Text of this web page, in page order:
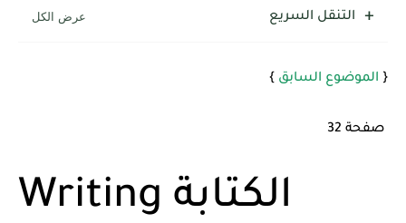
التنقل السريع
{ الموضوع السابق }
صفحة 32
Writing الكتابة